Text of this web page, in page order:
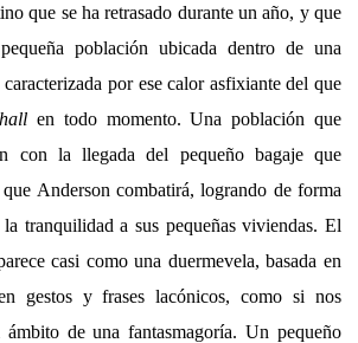
que se ha retrasado durante un año, y que
población ubicada dentro de una
por ese calor asfixiante del que
en todo momento. Una población que
con la llegada del pequeño bagaje que
Anderson combatirá, logrando de forma
tranquilidad a sus pequeñas viviendas. El
casi como una duermevela, basada en
gestos y frases lacónicos, como si nos
ámbito de una fantasmagoría. Un pequeño